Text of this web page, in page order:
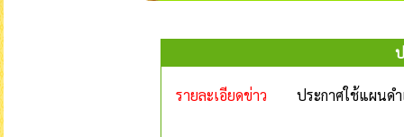
รายละเอียดข่าว ประกาศใช้แผนด